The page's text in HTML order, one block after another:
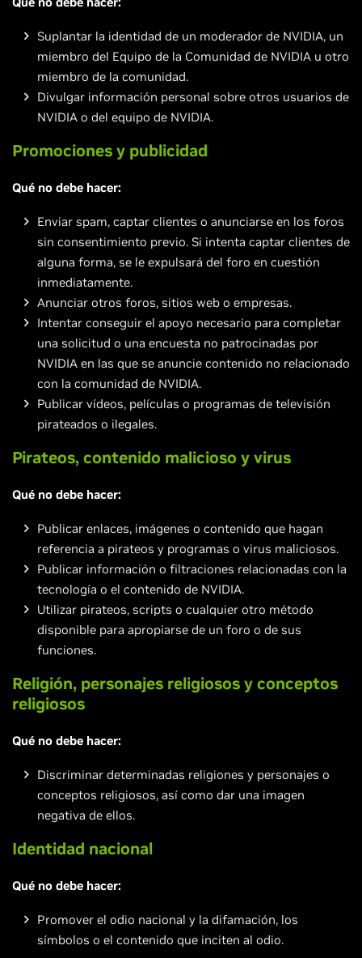
Suplantar la identidad de un moderador de NVIDIA, un
miembro del Equipo de la Comunidad de NVIDIA u otro
miembro de la comunidad.
Divulgar información personal sobre otros usuarios de
NVIDIA o del equipo de NVIDIA.
Promociones y publicidad
Qué no debe hacer:
Enviar spam, captar clientes o anunciarse en los foros
sin consentimiento previo. Si intenta captar clientes de
alguna forma, se le expulsará del foro en cuestión
inmediatamente.
Anunciar otros foros, sitios web o empresas.
Intentar conseguir el apoyo necesario para completar
una solicitud o una encuesta no patrocinadas por
NVIDIA en las que se anuncie contenido no relacionado
con la comunidad de NVIDIA.
Publicar vídeos, películas o programas de televisión
pirateados o ilegales.
Pirateos, contenido malicioso y virus
Qué no debe hacer:
Publicar enlaces, imágenes o contenido que hagan
referencia a pirateos y programas o virus maliciosos.
Publicar información o filtraciones relacionadas con la
tecnología o el contenido de NVIDIA.
Utilizar pirateos, scripts o cualquier otro método
disponible para apropiarse de un foro o de sus
funciones.
Religión, personajes religiosos y conceptos
religiosos
Qué no debe hacer:
Discriminar determinadas religiones y personajes o
conceptos religiosos, así como dar una imagen
negativa de ellos.
Identidad nacional
Qué no debe hacer:
Promover el odio nacional y la difamación, los
símbolos o el contenido que inciten al odio.